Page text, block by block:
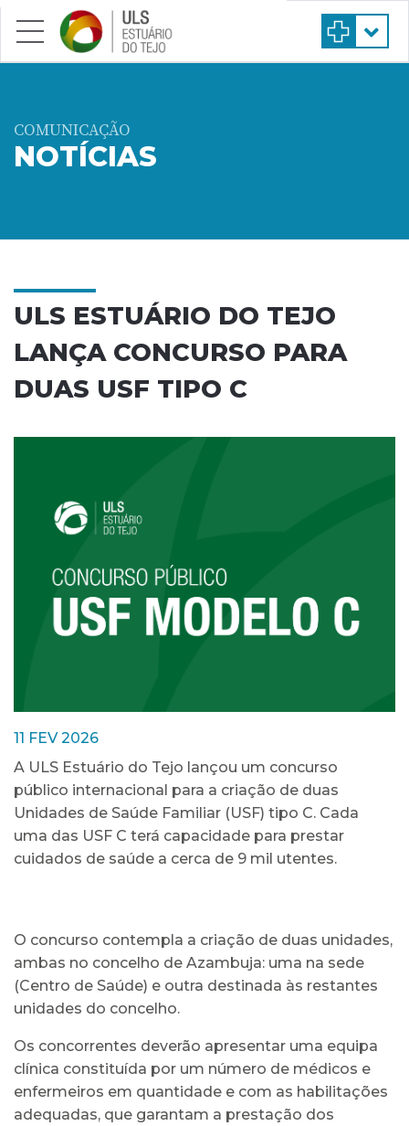
Saltar para conteúdo principal
COMUNICAÇÃO
NOTÍCIAS
ULS ESTUÁRIO DO TEJO
LANÇA CONCURSO PARA
DUAS USF TIPO C
11 FEV 2026
A ULS Estuário do Tejo lançou um concurso
público internacional para a criação de duas
Unidades de Saúde Familiar (USF) tipo C. Cada
uma das USF C terá capacidade para prestar
cuidados de saúde a cerca de 9 mil utentes.
O concurso contempla a criação de duas unidades,
ambas no concelho de Azambuja: uma na sede
(Centro de Saúde) e outra destinada às restantes
unidades do concelho.
Os concorrentes deverão apresentar uma equipa
clínica constituída por um número de médicos e
enfermeiros em quantidade e com as habilitações
adequadas, que garantam a prestação dos